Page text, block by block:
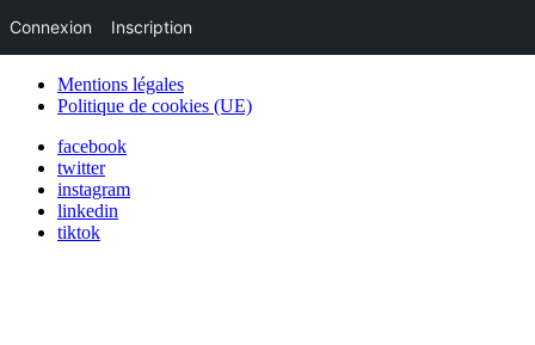
Mentions légales
Politique de cookies (UE)
facebook
twitter
instagram
linkedin
tiktok
Connexion Inscription